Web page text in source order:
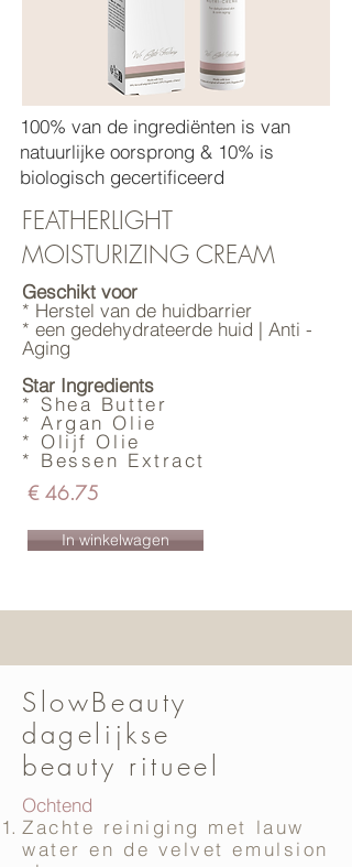
100% van de ingrediënten is van
natuurlijke oorsprong & 10% is
biologisch gecertificeerd
FEATHERLIGHT
MOISTURIZING CREAM
Geschikt voor
* Herstel van de huidbarrier
* een gedehydrateerde huid | Anti -
Aging
Star Ingredients
* Shea Butter
* Argan Olie
* Olijf Olie
* Bessen Extract
€ 46.75
In winkelwagen
SlowBeauty
dagelijkse
beauty ritueel
Ochtend
Zachte reiniging met lauw
water en de velvet emulsion